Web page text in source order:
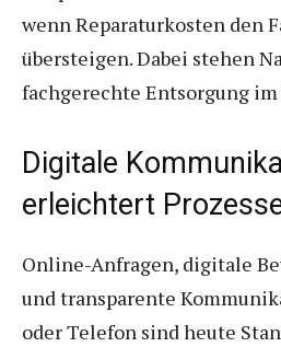
wenn Reparaturkosten den
übersteigen. Dabei stehen
fachgerechte Entsorgung
Digitale
erleichtert
Online-Anfragen, digitale
und transparente
oder Telefon sind heute